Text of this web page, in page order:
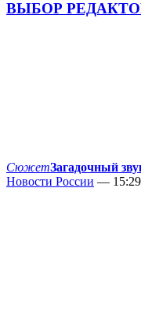
ВЫБОР
СюжетЗагадочный
Новости России — 15:29